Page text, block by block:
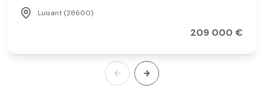
Luisant (28600)
209 000 €